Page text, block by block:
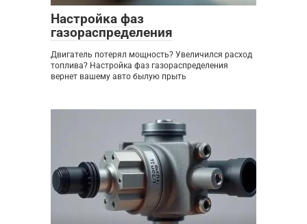
Настройка фаз
газораспределения
Двигатель потерял мощность? Увеличился расход
топлива? Настройка фаз газораспределения
вернет вашему авто былую прыть